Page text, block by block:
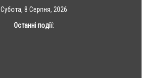
Субота, 8 Серпня, 2026
Останні події: